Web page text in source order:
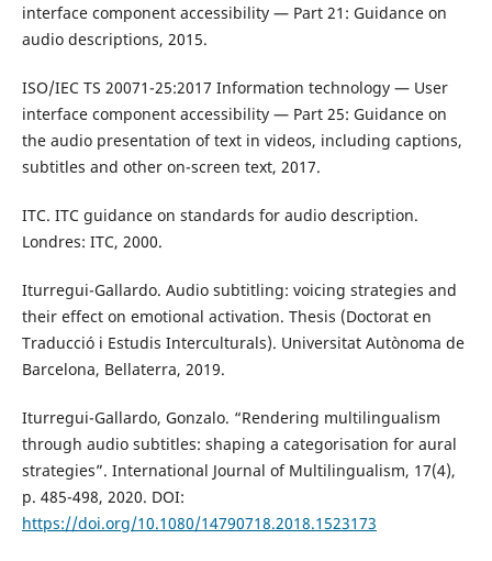
interface component accessibility — Part 21: Guidance on
audio descriptions, 2015.
ISO/IEC TS 20071-25:2017 Information technology — User
interface component accessibility — Part 25: Guidance on
the audio presentation of text in videos, including captions,
subtitles and other on-screen text, 2017.
ITC. ITC guidance on standards for audio description.
Londres: ITC, 2000.
Iturregui-Gallardo. Audio subtitling: voicing strategies and
their effect on emotional activation. Thesis (Doctorat en
Traducció i Estudis Interculturals). Universitat Autònoma de
Barcelona, Bellaterra, 2019.
Iturregui-Gallardo, Gonzalo. “Rendering multilingualism
through audio subtitles: shaping a categorisation for aural
strategies”. International Journal of Multilingualism, 17(4),
p. 485-498, 2020. DOI:
https://doi.org/10.1080/14790718.2018.1523173